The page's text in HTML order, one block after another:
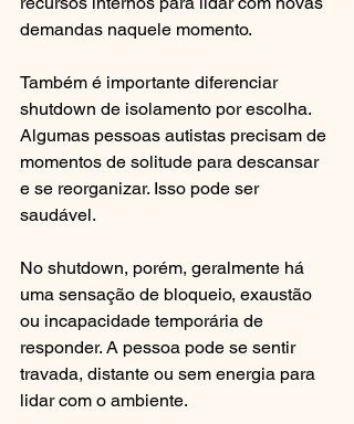
demandas naquele momento.
Também é importante diferenciar
shutdown de isolamento por escolha.
Algumas pessoas autistas precisam de
momentos de solitude para descansar
e se reorganizar. Isso pode ser
saudável.
No shutdown, porém, geralmente há
uma sensação de bloqueio, exaustão
ou incapacidade temporária de
responder. A pessoa pode se sentir
travada, distante ou sem energia para
lidar com o ambiente.